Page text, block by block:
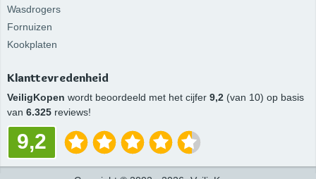
Wasdrogers
Fornuizen
Kookplaten
Klanttevredenheid
VeiligKopen wordt beoordeeld met het cijfer 9,2 (van 10) op basis
van 6.325 reviews!
9,2